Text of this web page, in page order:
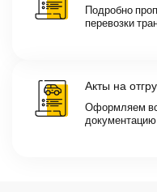
Подробно
перевозки
Акты на
Оформляем
документацию